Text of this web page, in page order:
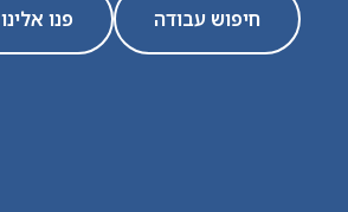
חיפוש עבודה פנו אלינו